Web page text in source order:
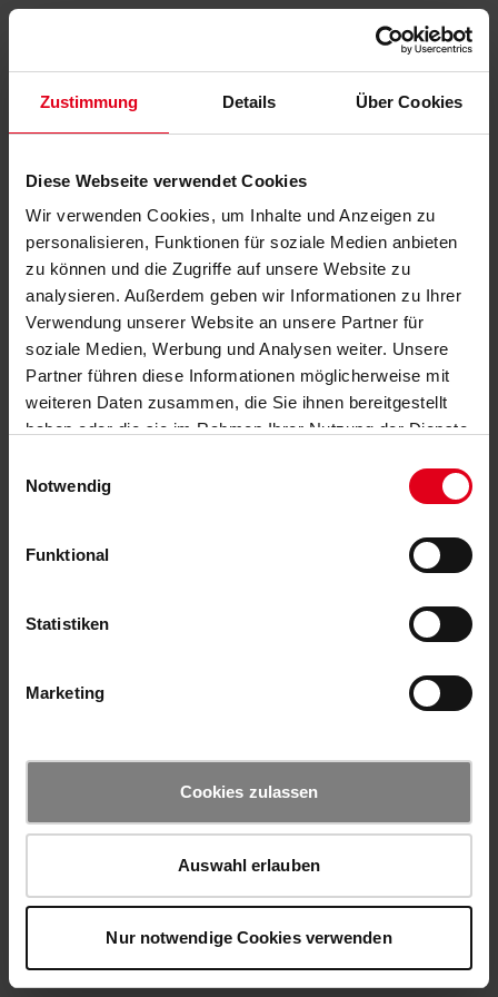
Zustimmung Details Über Cookies
Diese Webseite verwendet Cookies
Wir verwenden Cookies, um Inhalte und Anzeigen zu
personalisieren, Funktionen für soziale Medien anbieten
zu können und die Zugriffe auf unsere Website zu
analysieren. Außerdem geben wir Informationen zu Ihrer
Verwendung unserer Website an unsere Partner für
soziale Medien, Werbung und Analysen weiter. Unsere
Partner führen diese Informationen möglicherweise mit
weiteren Daten zusammen, die Sie ihnen bereitgestellt
haben oder die sie im Rahmen Ihrer Nutzung der Dienste
Notwendig
Funktional
Statistiken
Marketing
Cookies zulassen
Auswahl erlauben
Nur notwendige Cookies verwenden